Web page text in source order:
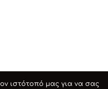
ιστότοπό μας για να σας